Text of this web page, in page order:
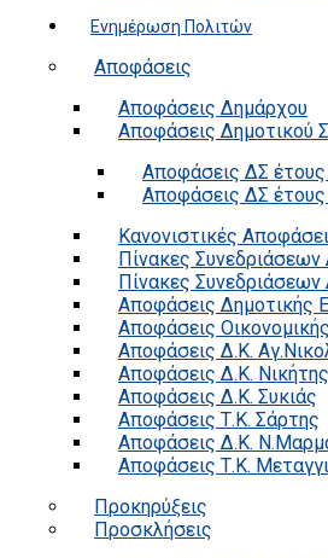
Ενημέρωση Πολιτών
Αποφάσεις
Αποφάσεις Δημάρχου
Αποφάσεις Δημοτικού
Αποφάσεις ΔΣ
Αποφάσεις ΔΣ
Κανονιστικές
Πίνακες Συνεδριάσεων
Πίνακες Συνεδριάσεων
Αποφάσεις Δημοτικής
Αποφάσεις
Αποφάσεις Δ.Κ.
Αποφάσεις Δ.Κ. Νικήτης
Αποφάσεις Δ.Κ. Συκιάς
Αποφάσεις Τ.Κ. Σάρτης
Αποφάσεις Δ.Κ.
Αποφάσεις Τ.Κ.
Προκηρύξεις
Προσκλήσεις